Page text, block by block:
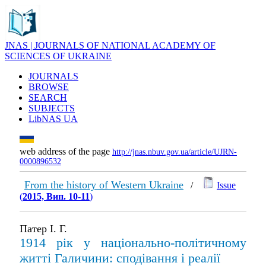
JNAS | JOURNALS OF NATIONAL ACADEMY OF
SCIENCES OF UKRAINE
JOURNALS
BROWSE
SEARCH
SUBJECTS
LibNAS UA
web address of the page http://jnas.nbuv.gov.ua/article/UJRN-
0000896532
From the history of Western Ukraine /
Issue
(2015, Вип. 10-11)
Патер І. Г.
1914 рік у національно-політичному
житті Галичини: сподівання і реалії